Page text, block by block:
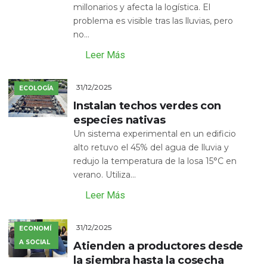
millonarios y afecta la logística. El
problema es visible tras las lluvias, pero
no...
Leer Más
ECOLOGÍA 31/12/2025
Instalan techos verdes con
especies nativas
Un sistema experimental en un edificio
alto retuvo el 45% del agua de lluvia y
redujo la temperatura de la losa 15°C en
verano. Utiliza...
Leer Más
ECONOMÍ
A SOCIAL
31/12/2025
Atienden a productores desde
la siembra hasta la cosecha